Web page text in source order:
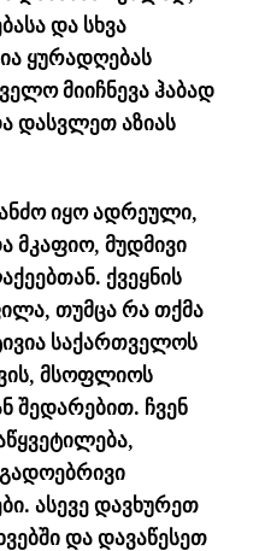
და სხვა
ყურადღებას
მიიჩნევა ჰაბად
დასვლეთ აზიას
იყო ადრეული,
მკაფიო, მუდმივი
ქვეყნის
თუმცა რა თქმა
საქართველოს
მსოფლიოს
შედარებით. ჩვენ
ასევე დავხურეთ
და დავაწესეთ